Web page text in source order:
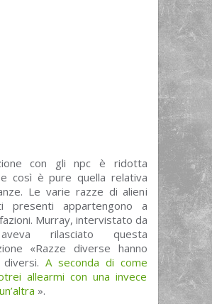
con gli npc è ridotta
e così è pure quella relativa
Le varie razze di alieni
presenti appartengono a
Murray, intervistato da
rilasciato questa
«Razze diverse hanno
diversi.A seconda di come
allearmi con una invece
».